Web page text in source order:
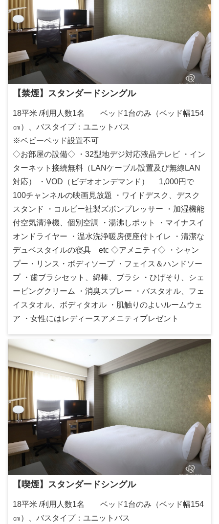
【禁煙】スタンダードシングル
18平米 /利用人数1名 ベッド1台のみ（ベッド幅154
㎝）、バスタイプ：ユニットバス
※ベビーベッド設置不可
◇お部屋の設備◇ ・32型地デジ対応液晶テレビ ・イン
ターネット接続無料（LANケーブル設置及び無線LAN
対応） ・VOD（ビデオオンデマンド） 1,000円で
100チャンネルの映画見放題 ・ワイドデスク、デスク
スタンド ・コルビー社製ズボンプレッサー ・加湿機能
付空気清浄機、個別空調 ・湯沸しポット ・マイナスイ
オンドライヤー ・温水洗浄暖房便座付トイレ ・清潔な
デュベスタイルの寝具 etc ◇アメニティ◇ ・シャン
プー・リンス・ボディソープ ・フェイス＆ハンドソー
プ ・歯ブラシセット、綿棒、ブラシ ・ひげそり、シェ
ービングクリーム ・消臭スプレー ・バスタオル、フェ
イスタオル、ボディタオル ・肌触りのよいルームウェ
ア ・女性にはレディースアメニティプレゼント
【喫煙】スタンダードシングル
18平米 /利用人数1名 ベッド1台のみ（ベッド幅154
㎝）、バスタイプ：ユニットバス